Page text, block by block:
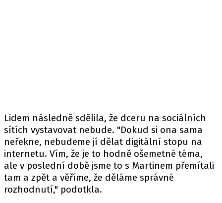
Lidem následně sdělila, že dceru na sociálních
sítích vystavovat nebude. "Dokud si ona sama
neřekne, nebudeme jí dělat digitální stopu na
internetu. Vím, že je to hodně ošemetné téma,
ale v poslední době jsme to s Martinem přemítali
tam a zpět a věříme, že děláme správné
rozhodnutí," podotkla.